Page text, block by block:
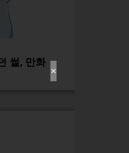
✕
썰, 만화